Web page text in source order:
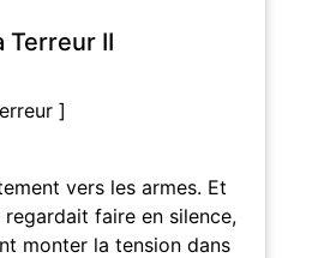
Terreur II
]
vers les armes. Et
faire en silence,
monter la tension dans